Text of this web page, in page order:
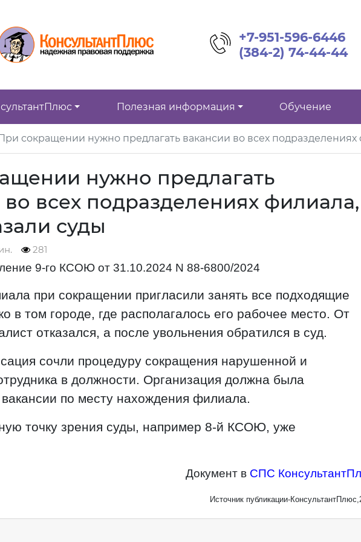
+7-951-596-6446
(384-2) 74-44-44
Полезная информация Обучение
сокращении нужно предлагать вакансии во всех подразделениях
нужно предлагать
во всех подразделениях филиала,
суды
281
9-го КСОЮ от 31.10.2024 N 88-6800/2024
при сокращении пригласили занять все подходящие
в том городе, где располагалось его рабочее место. От
отказался, а после увольнения обратился в суд.
сочли процедуру сокращения нарушенной и
в должности. Организация должна была
по месту нахождения филиала.
точку зрения суды, например 8-й КСОЮ, уже
Документ в СПС
Источник публикации-